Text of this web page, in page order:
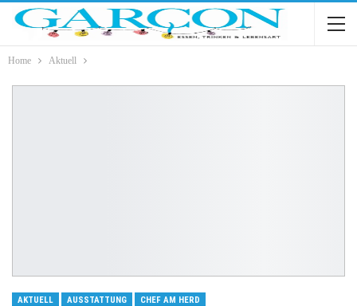
Home Aktuell
AKTUELL AUSSTATTUNG CHEF AM HERD